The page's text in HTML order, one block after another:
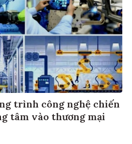
trình công nghệ chiến
tâm vào thương mại